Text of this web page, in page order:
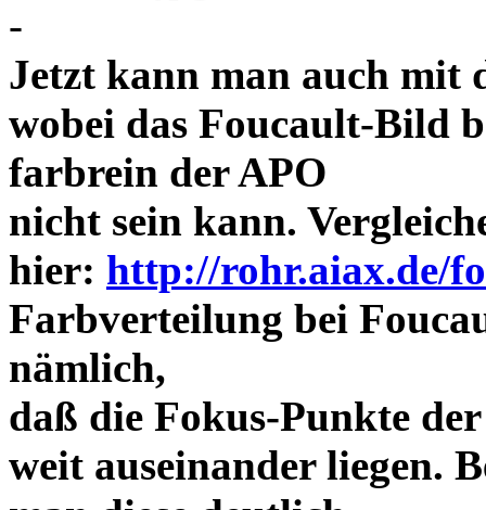
-
Jetzt kann man auch mit
wobei das Foucault-Bild
farbrein der APO
nicht sein kann.
hier: http://rohr.aiax.de/
Farbverteilung bei
nämlich,
daß die Fokus-Punkte
weit auseinander liegen.